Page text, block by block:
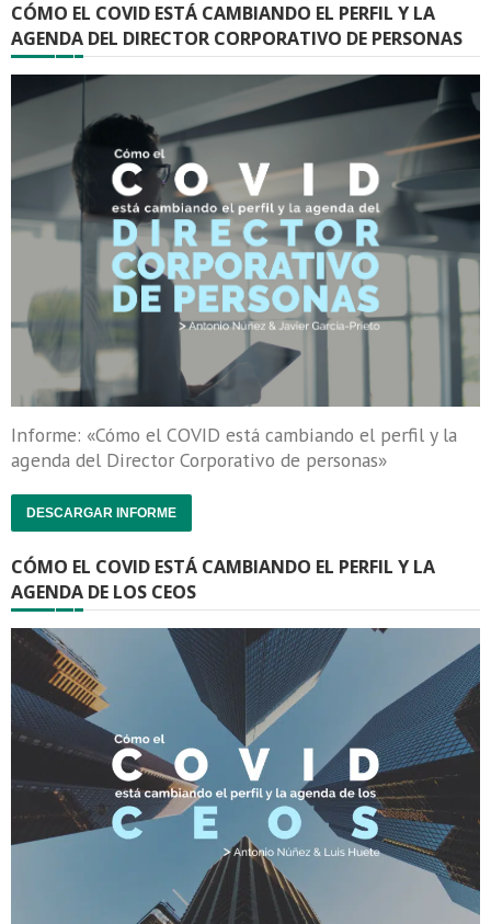
CÓMO EL COVID ESTÁ CAMBIANDO EL PERFIL Y LA
AGENDA DEL DIRECTOR CORPORATIVO DE PERSONAS
Informe: «Cómo el COVID está cambiando el perfil y la
agenda del Director Corporativo de personas»
DESCARGAR INFORME
CÓMO EL COVID ESTÁ CAMBIANDO EL PERFIL Y LA
AGENDA DE LOS CEOS